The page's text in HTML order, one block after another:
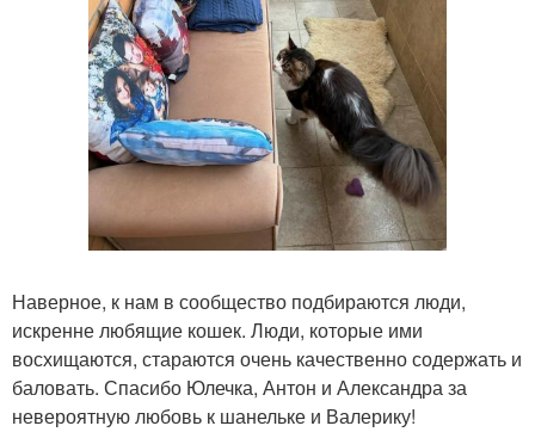
Наверное, к нам в сообщество подбираются люди,
искренне любящие кошек. Люди, которые ими
восхищаются, стараются очень качественно содержать и
баловать. Спасибо Юлечка, Антон и Александра за
невероятную любовь к шанельке и Валерику!